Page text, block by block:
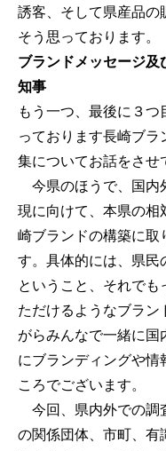
誘客、そして県産品の
そう思っております。
ブランドメッセージ及
知事
もう一つ、最後に３
っております長崎ブ
集についてお話をさせ
今県のほうで、国内
現に向けて、本県の相
崎ブランドの構築に取
す。具体的には、県民
ということ、それで
ただけるようなブラン
がらみんなで一緒に国
にブランディングや情
ころでございます。
今回、県内外での調
の関係団体、市町、有